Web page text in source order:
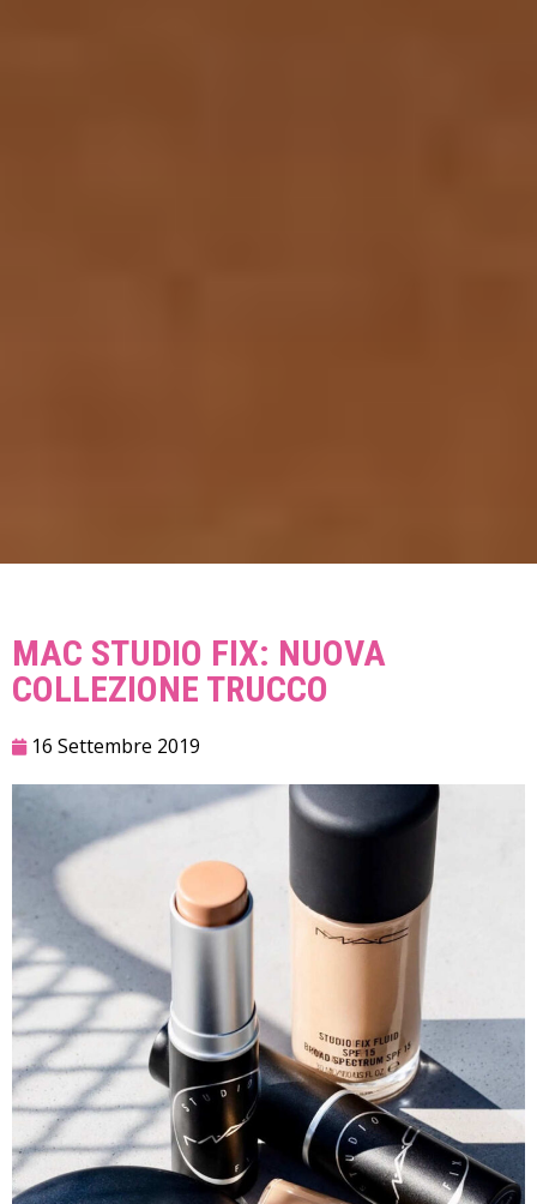
MAC STUDIO FIX: NUOVA
COLLEZIONE TRUCCO
16 Settembre 2019